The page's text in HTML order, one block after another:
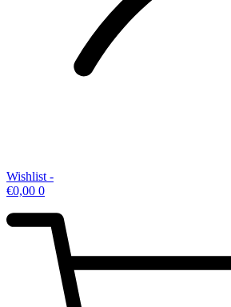
Wishlist -
€0,00 0